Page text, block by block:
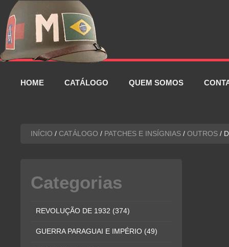
Pular
para
conteúdo
HOME CATÁLOGO QUEM SOMOS
INÍCIO / CATÁLOGO / PATCHES E INSÍGNIAS / OUTROS /
Categorias
REVOLUÇÃO DE 1932 (374)
GUERRA PARAGUAI E IMPÉRIO (49)